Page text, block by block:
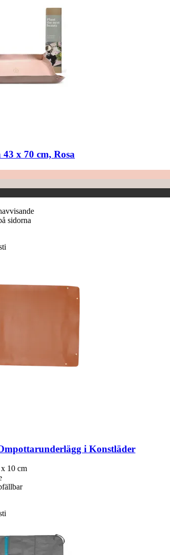
x 70 cm, Rosa
sidorna
i Konstläder
10 cm